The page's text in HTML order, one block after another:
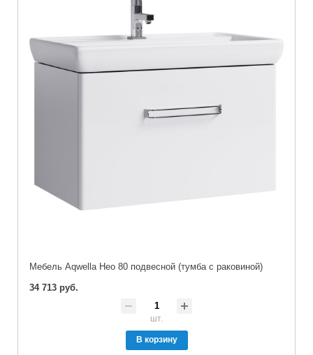
Мебель Aqwella Нео 80 подвесной (тумба с раковиной)
34 713 руб.
шт.
В корзину